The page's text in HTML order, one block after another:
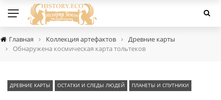
Главная › Коллекция артефактов › Древние карты
› Обнаружена космическая карта тольтеков
ДРЕВНИЕ КАРТЫ ОСТАТКИ И СЛЕДЫ ЛЮДЕЙ ПЛАНЕТЫ И СПУТНИКИ